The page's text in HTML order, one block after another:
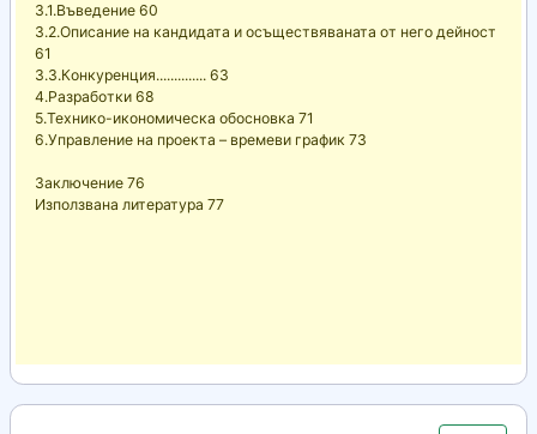
3.1.Въведение 60
3.2.Описание на кандидата и осъществяваната от него дейност
61
3.3.Конкуренция.............. 63
4.Разработки 68
5.Технико-икономическа обосновка 71
6.Управление на проекта – времеви график 73
Заключение 76
Използвана литература 77